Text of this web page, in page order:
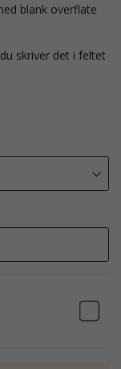
blank overflate
skriver det i feltet